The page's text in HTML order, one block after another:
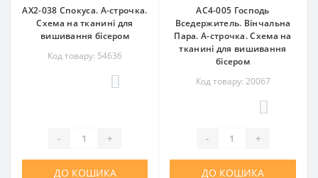
АХ2-038 Спокуса. А-строчка.
Схема на тканині для
вишивання бісером
Код товару: 54636
- +
ДО КОШИКА
АС4-005 Господь
Вседержитель. Вінчальна
Пара. А-строчка. Схема на
тканині для вишивання
бісером
Код товару: 20067
- +
ДО КОШИКА